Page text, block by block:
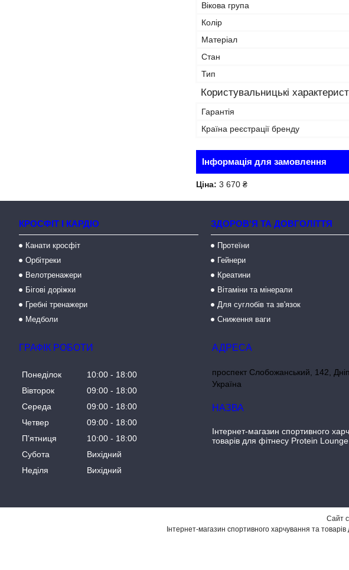
Вікова група
Колір
Матеріал
Стан
Тип
Користувальницькі
Гарантія
Країна реєстрації бренду
Інформація для замовлення
Ціна: 3 670 ₴
КРОСФІТ І КАРДІО
Канати кросфіт
Орбітреки
Велотренажери
Бігові доріжки
Гребні тренажери
Медболи
ЗДОРОВ'Я ТА ДОВГОЛІТТЯ
Протеїни
Гейнери
Креатини
Вітаміни та мінерали
Для суглобів та зв'язок
Сниження ваги
ГРАФІК РОБОТИ
Понеділок 10:00
18:00
Вівторок
09:00
18:00
Середа
09:00
18:00
Четвер
09:00
18:00
Пʼятниця
10:00
18:00
Субота
Вихідний
Неділя
Вихідний
проспект Слобожанський, 142,
Україна
Інтернет-магазин спортивного
товарів для фітнесу Protein Lounge
Сайт